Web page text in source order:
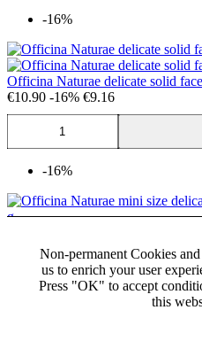
Non-permanent Cookies
us to enrich your user
Press "OK" to accept
this
-16%
Officina Naturae delicate solid
€10.90 -16% €9.16
-16%
Officina Naturae mini size
-16% €2.77